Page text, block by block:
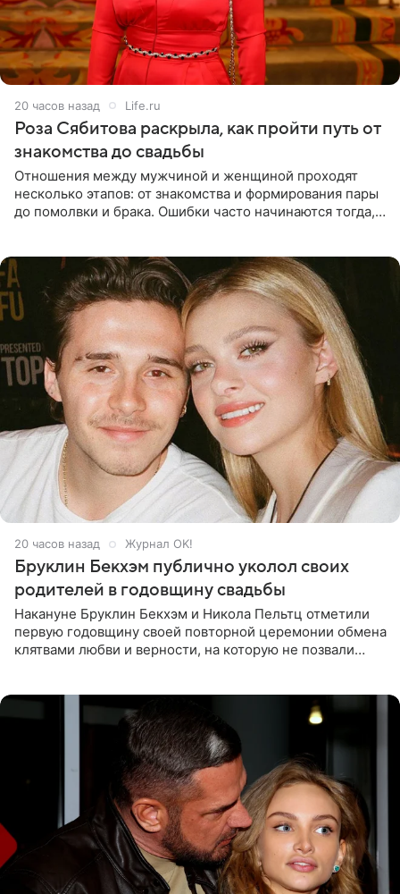
20 часов назад Life.ru
Роза Сябитова раскрыла, как пройти путь от
знакомства до свадьбы
Отношения между мужчиной и женщиной проходят
несколько этапов: от знакомства и формирования пары
до помолвки и брака. Ошибки часто начинаются тогда,
20 часов назад Журнал OK!
Бруклин Бекхэм публично уколол своих
родителей в годовщину свадьбы
Накануне Бруклин Бекхэм и Никола Пельтц отметили
первую годовщину своей повторной церемонии обмена
клятвами любви и верности, на которую не позвали